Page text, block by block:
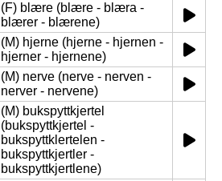
(F) blære (blære - blæra -
blærer - blærene)
(M) hjerne (hjerne - hjernen -
hjerner - hjernene)
(M) nerve (nerve - nerven -
nerver - nervene)
(M) bukspyttkjertel
(bukspyttkjertel -
bukspyttklertelen -
bukspyttkjertler -
bukspyttkjertlene)